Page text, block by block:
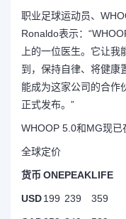
职业足球运动员、
Ronaldo表示：
上的一位医生。它让
到，保持自律、将健康
能成为这家公司的合作
正式发布。”
WHOOP 5.0和MG现已
全球定价
货币 ONEPEAKLIFE
USD199 239 359